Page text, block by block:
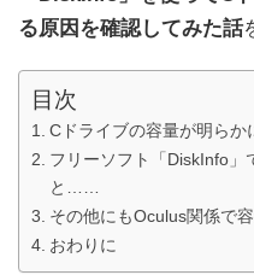
る原因を確認してみた話
目次
Cドライブの容量が明らか
フリーソフト「DiskInfo」
と……
その他にもOculus関係で
おわりに